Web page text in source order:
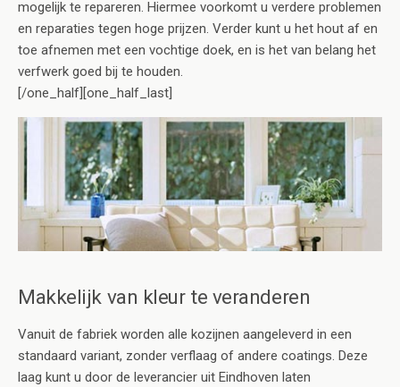
mogelijk te repareren. Hiermee voorkomt u verdere problemen
en reparaties tegen hoge prijzen. Verder kunt u het hout af en
toe afnemen met een vochtige doek, en is het van belang het
verfwerk goed bij te houden.
[/one_half][one_half_last]
Makkelijk van kleur te veranderen
Vanuit de fabriek worden alle kozijnen aangeleverd in een
standaard variant, zonder verflaag of andere coatings. Deze
laag kunt u door de leverancier uit Eindhoven laten